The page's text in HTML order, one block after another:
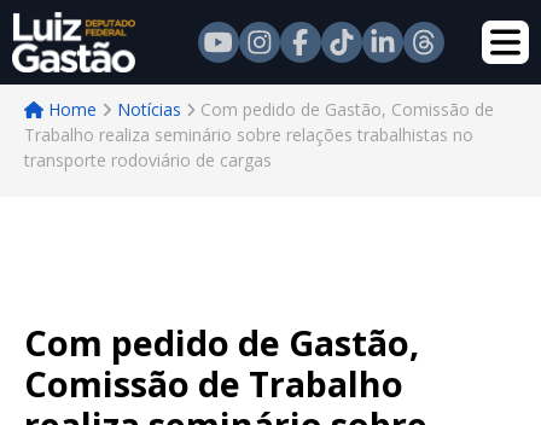
Home Notícias
Com pedido de Gastão, Comissão de
Trabalho realiza seminário sobre relações trabalhistas no
transporte rodoviário de cargas
Com pedido de Gastão,
Comissão de Trabalho